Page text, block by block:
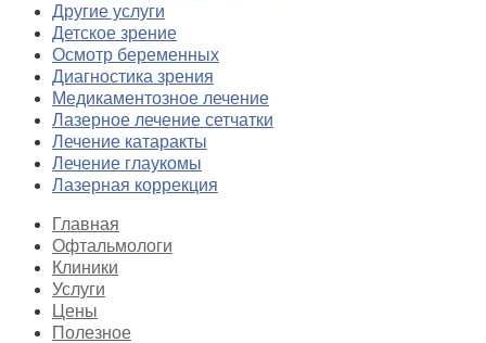
Другие услуги
Детское зрение
Осмотр беременных
Диагностика зрения
Медикаментозное лечение
Лазерное лечение сетчатки
Лечение катаракты
Лечение глаукомы
Лазерная коррекция
Главная
Офтальмологи
Клиники
Услуги
Цены
Полезное